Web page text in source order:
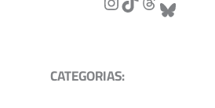
CATEGORIAS: